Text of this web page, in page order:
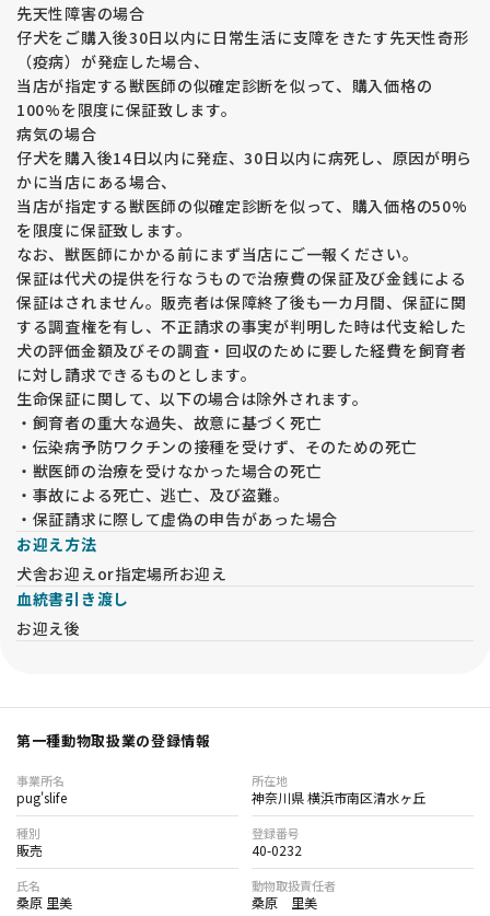
先天性障害の場合
仔犬をご購入後30日以内に日常生活に支障をきたす先天性奇形
（疫病）が発症した場合、
当店が指定する獣医師の似確定診断を似って、購入価格の
100%を限度に保証致します。
病気の場合
仔犬を購入後14日以内に発症、30日以内に病死し、原因が明ら
かに当店にある場合、
当店が指定する獣医師の似確定診断を似って、購入価格の50%
を限度に保証致します。
なお、獣医師にかかる前にまず当店にご一報ください。
保証は代犬の提供を行なうもので治療費の保証及び金銭による
保証はされません。販売者は保障終了後も一カ月間、保証に関
する調査権を有し、不正請求の事実が判明した時は代支給した
犬の評価金額及びその調査・回収のために要した経費を飼育者
に対し請求できるものとします。
生命保証に関して、以下の場合は除外されます。
・飼育者の重大な過失、故意に基づく死亡
・伝染病予防ワクチンの接種を受けず、そのための死亡
・獣医師の治療を受けなかった場合の死亡
・事故による死亡、逃亡、及び盗難。
・保証請求に際して虚偽の申告があった場合
お迎え方法
犬舎お迎えor指定場所お迎え
血統書引き渡し
お迎え後
第一種動物取扱業の登録情報
事業所名
pug'slife
所在地
神奈川県 横浜市南区清水ヶ丘
種別
販売
登録番号
40-0232
氏名
桑原 里美
動物取扱責任者
桑原 里美